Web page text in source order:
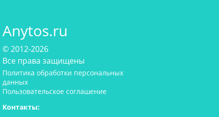
Anytos.ru
© 2012-2026
Все права защищены
Политика обработки персональных
данных
Пользовательское соглашение
Контакты: